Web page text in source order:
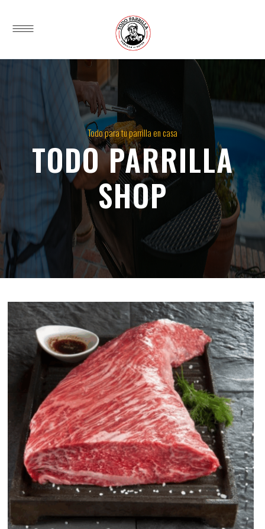
Todo para tu parrilla en casa
TODO PARRILLA
SHOP